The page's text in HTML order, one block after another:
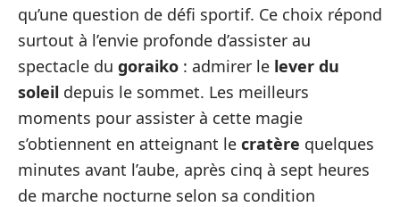
qu’une question de défi sportif. Ce choix répond
surtout à l’envie profonde d’assister au
spectacle du goraiko : admirer le lever du
soleil depuis le sommet. Les meilleurs
moments pour assister à cette magie
s’obtiennent en atteignant le cratère quelques
minutes avant l’aube, après cinq à sept heures
de marche nocturne selon sa condition